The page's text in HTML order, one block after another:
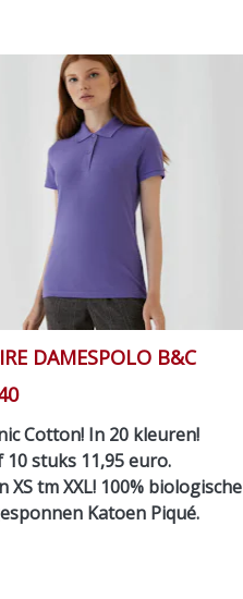
DAMESPOLO B&C
Cotton! In 20 kleuren!
10 stuks 11,95 euro.
XS tm XXL! 100% biologische
Katoen Piqué.